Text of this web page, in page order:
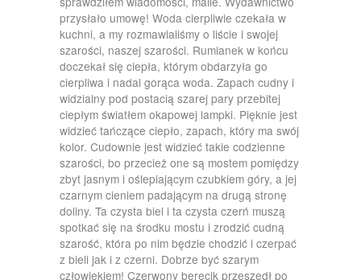
przysłało umowę! Woda cierpliwie czekała w
kuchni, a my rozmawialiśmy o liście i swojej
szarości, naszej szarości. Rumianek w końcu
doczekał się ciepła, którym obdarzyła go
cierpliwa i nadal gorąca woda. Zapach cudny i
widzialny pod postacią szarej pary przebitej
ciepłym światłem okapowej lampki. Pięknie jest
widzieć tańczące ciepło, zapach, który ma swój
kolor. Cudownie jest widzieć takie codzienne
szarości, bo przecież one są mostem pomiędzy
zbyt jasnym i oślepiającym czubkiem góry, a jej
czarnym cieniem padającym na drugą stronę
doliny. Ta czysta biel i ta czysta czerń muszą
spotkać się na środku mostu i zrodzić cudną
szarość, która po nim będzie chodzić i czerpać
z bieli jak i z czerni. Dobrze być szarym
człowiekiem! Czerwony berecik przeszedł po